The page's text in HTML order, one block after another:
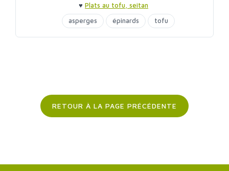
♥ Plats au tofu, seitan
asperges
épinards tofu
RETOUR À LA PAGE PRÉCÉDENTE